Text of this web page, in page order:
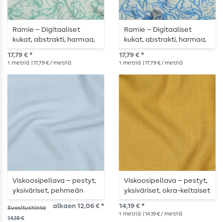
Ramie – Digitaaliset
kukat, abstrakti, harmaa,
minttu
17,79 € *
1 metriä | 17,79 € / metriä
Ramie – Digitaaliset
kukat, abstrakti, harmaa,
sininen
17,79 € *
1 metriä | 17,79 € / metriä
Viskoosipellava – pestyt,
yksiväriset, pehmeän
siniset
Suositushinta
14,19 €
alkaen 12,06 € *
Viskoosipellava – pestyt,
yksiväriset, okra-keltaiset
14,19 € *
1 metriä | 14,19 € / metriä